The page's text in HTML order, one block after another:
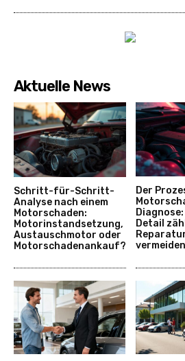
Aktuelle News
Schritt-für-Schritt-
Analyse nach einem
Motorschaden:
Motorinstandsetzung,
Austauschmotor oder
Motorschadenankauf?
Der
Detail
vermeiden